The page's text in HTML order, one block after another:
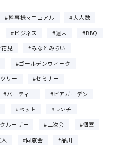
幹事様マニュアル
大人数
ビジネス 週末
BBQ
花見
みなとみらい
ゴールデンウィーク
リー
セミナー
パーティー
ビアガーデン
ペット
ランチ
ルーザー 二次会
個室
人 同窓会
品川